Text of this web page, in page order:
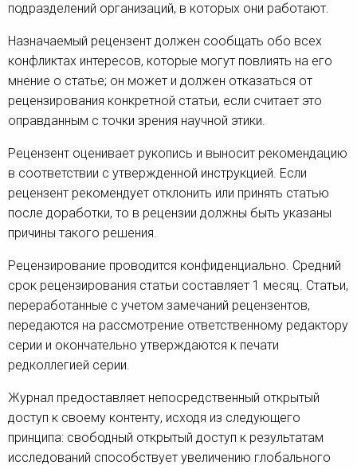
подразделений организаций, в которых они работают.
Назначаемый рецензент должен сообщать обо всех
конфликтах интересов, которые могут повлиять на его
мнение о статье; он может и должен отказаться от
рецензирования конкретной статьи, если считает это
оправданным c точки зрения научной этики.
Рецензент оценивает рукопись и выносит рекомендацию
в соответствии с утвержденной инструкцией. Если
рецензент рекомендует отклонить или принять статью
после доработки, то в рецензии должны быть указаны
причины такого решения.
Рецензирование проводится конфиденциально. Средний
срок рецензирования статьи составляет 1 месяц. Статьи,
переработанные с учетом замечаний рецензентов,
передаются на рассмотрение ответственному редактору
серии и окончательно утверждаются к печати
редколлегией серии.
Журнал предоставляет непосредственный открытый
доступ к своему контенту, исходя из следующего
принципа: свободный открытый доступ к результатам
исследований способствует увеличению глобального